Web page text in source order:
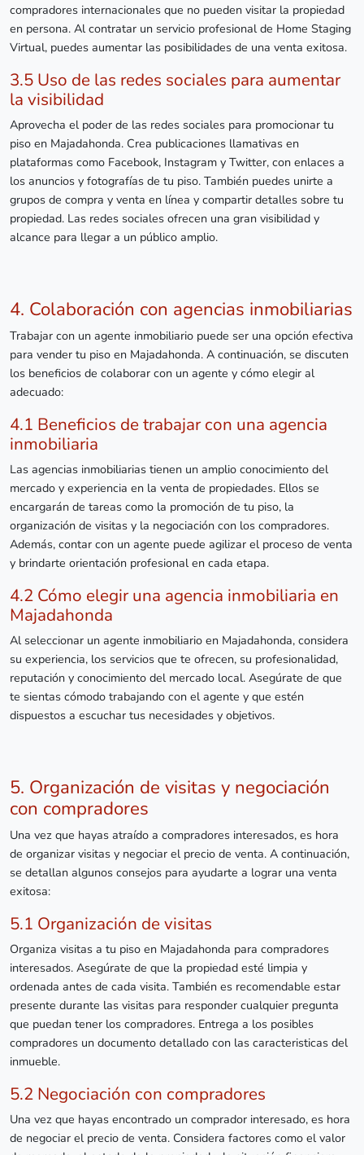
compradores internacionales que no pueden visitar la propiedad
en persona. Al contratar un servicio profesional de Home Staging
Virtual, puedes aumentar las posibilidades de una venta exitosa.
3.5 Uso de las redes sociales para aumentar
la visibilidad
Aprovecha el poder de las redes sociales para promocionar tu
piso en Majadahonda. Crea publicaciones llamativas en
plataformas como Facebook, Instagram y Twitter, con enlaces a
los anuncios y fotografías de tu piso. También puedes unirte a
grupos de compra y venta en línea y compartir detalles sobre tu
propiedad. Las redes sociales ofrecen una gran visibilidad y
alcance para llegar a un público amplio.
4. Colaboración con agencias inmobiliarias
Trabajar con un agente inmobiliario puede ser una opción efectiva
para vender tu piso en Majadahonda. A continuación, se discuten
los beneficios de colaborar con un agente y cómo elegir al
adecuado:
4.1 Beneficios de trabajar con una agencia
inmobiliaria
Las agencias inmobiliarias tienen un amplio conocimiento del
mercado y experiencia en la venta de propiedades. Ellos se
encargarán de tareas como la promoción de tu piso, la
organización de visitas y la negociación con los compradores.
Además, contar con un agente puede agilizar el proceso de venta
y brindarte orientación profesional en cada etapa.
4.2 Cómo elegir una agencia inmobiliaria en
Majadahonda
Al seleccionar un agente inmobiliario en Majadahonda, considera
su experiencia, los servicios que te ofrecen, su profesionalidad,
reputación y conocimiento del mercado local. Asegúrate de que
te sientas cómodo trabajando con el agente y que estén
dispuestos a escuchar tus necesidades y objetivos.
5. Organización de visitas y negociación
con compradores
Una vez que hayas atraído a compradores interesados, es hora
de organizar visitas y negociar el precio de venta. A continuación,
se detallan algunos consejos para ayudarte a lograr una venta
exitosa:
5.1 Organización de visitas
Organiza visitas a tu piso en Majadahonda para compradores
interesados. Asegúrate de que la propiedad esté limpia y
ordenada antes de cada visita. También es recomendable estar
presente durante las visitas para responder cualquier pregunta
que puedan tener los compradores. Entrega a los posibles
compradores un documento detallado con las caracteristicas del
inmueble.
5.2 Negociación con compradores
Una vez que hayas encontrado un comprador interesado, es hora
de negociar el precio de venta. Considera factores como el valor